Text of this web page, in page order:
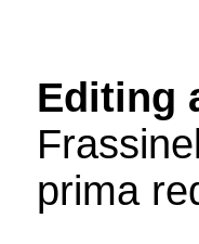
Editing
prima